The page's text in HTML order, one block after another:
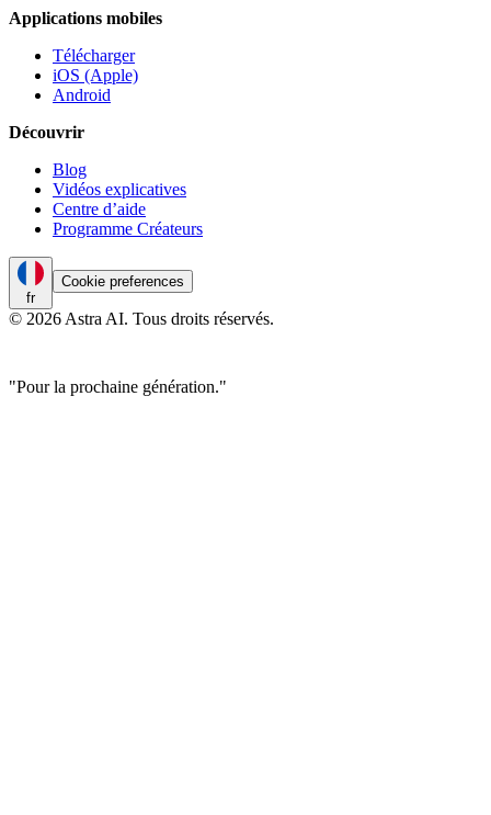
Applications mobiles
Télécharger
iOS (Apple)
Android
Découvrir
Blog
Vidéos explicatives
Centre d’aide
Programme Créateurs
fr
Cookie preferences
© 2026 Astra AI. Tous droits réservés.
"Pour la prochaine génération."